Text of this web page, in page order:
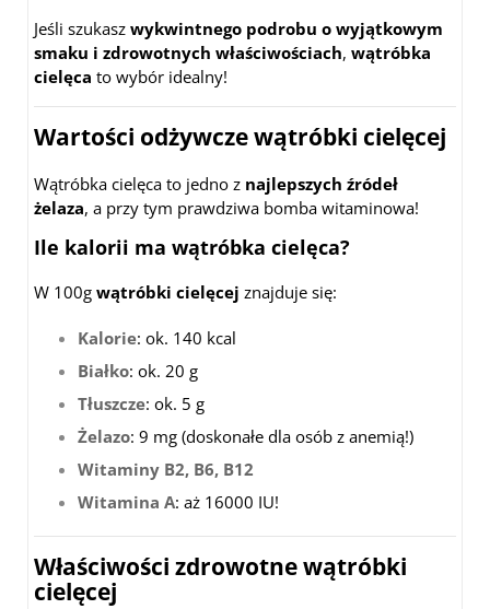
Jeśli szukasz wykwintnego podrobu o wyjątkowym
smaku i zdrowotnych właściwościach, wątróbka
cielęca to wybór idealny!
Wartości odżywcze wątróbki cielęcej
Wątróbka cielęca to jedno z najlepszych źródeł
żelaza, a przy tym prawdziwa bomba witaminowa!
Ile kalorii ma wątróbka cielęca?
W 100g wątróbki cielęcej znajduje się:
Kalorie: ok. 140 kcal
Białko: ok. 20 g
Tłuszcze: ok. 5 g
Żelazo: 9 mg (doskonałe dla osób z anemią!)
Witaminy B2, B6, B12
Witamina A: aż 16000 IU!
Właściwości zdrowotne wątróbki
cielęcej